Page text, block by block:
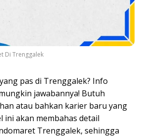
Di Trenggalek
pas di Trenggalek? Info
jawabannya! Butuh
atau bahkan karier baru yang
ini akan membahas detail
Trenggalek, sehingga